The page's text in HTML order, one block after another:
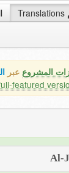
Translations
المشروع عبر
featured